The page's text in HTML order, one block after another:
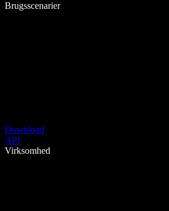
Brugsscenarier
Download
API
Virksomhed